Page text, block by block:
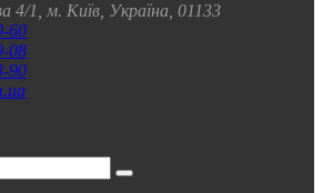
4/1, м. Київ, Україна, 01133
60
08
90